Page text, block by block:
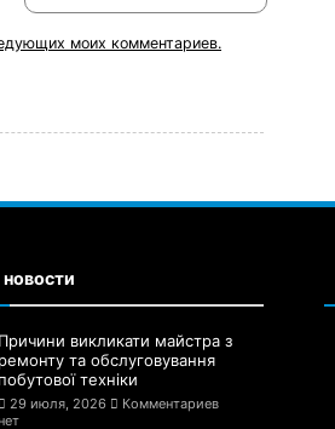
моих комментариев.
Причини викликати майстра з
ремонту та обслуговування
побутової техніки
29 июля, 2026
Комментариев